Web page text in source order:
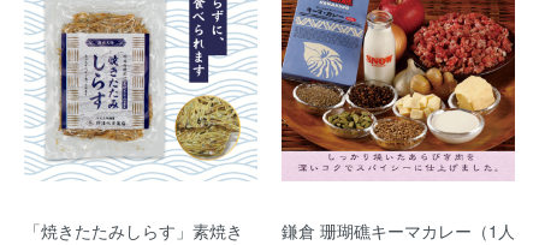
「焼きたたみしらす」素焼き
鎌倉 珊瑚礁キーマカレー（1人